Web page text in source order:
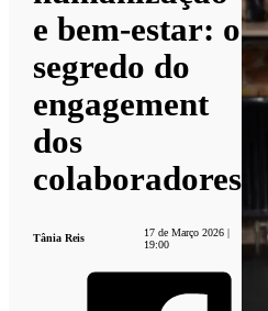
e bem-estar: o
segredo do
engagement
dos
colaboradores
Tânia Reis
17 de Março 2026 |
19:00